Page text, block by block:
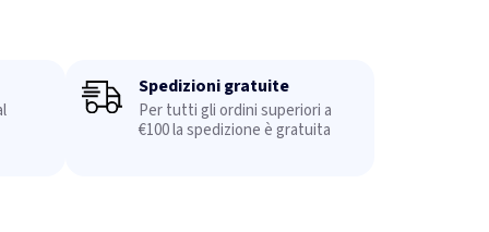
Spedizioni gratuite
Per tutti gli ordini superiori a
€100 la spedizione è gratuita